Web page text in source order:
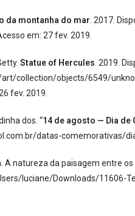
da montanha do mar . 2017.
em: 27 fev. 2019.
Statue of Hercules . 2019.
collection/objects/6549/
fev. 2019.
dos. “14 de agosto — Dia de
datas-comemorativas/
A natureza da paisagem entre
luciane/Downloads/11606-